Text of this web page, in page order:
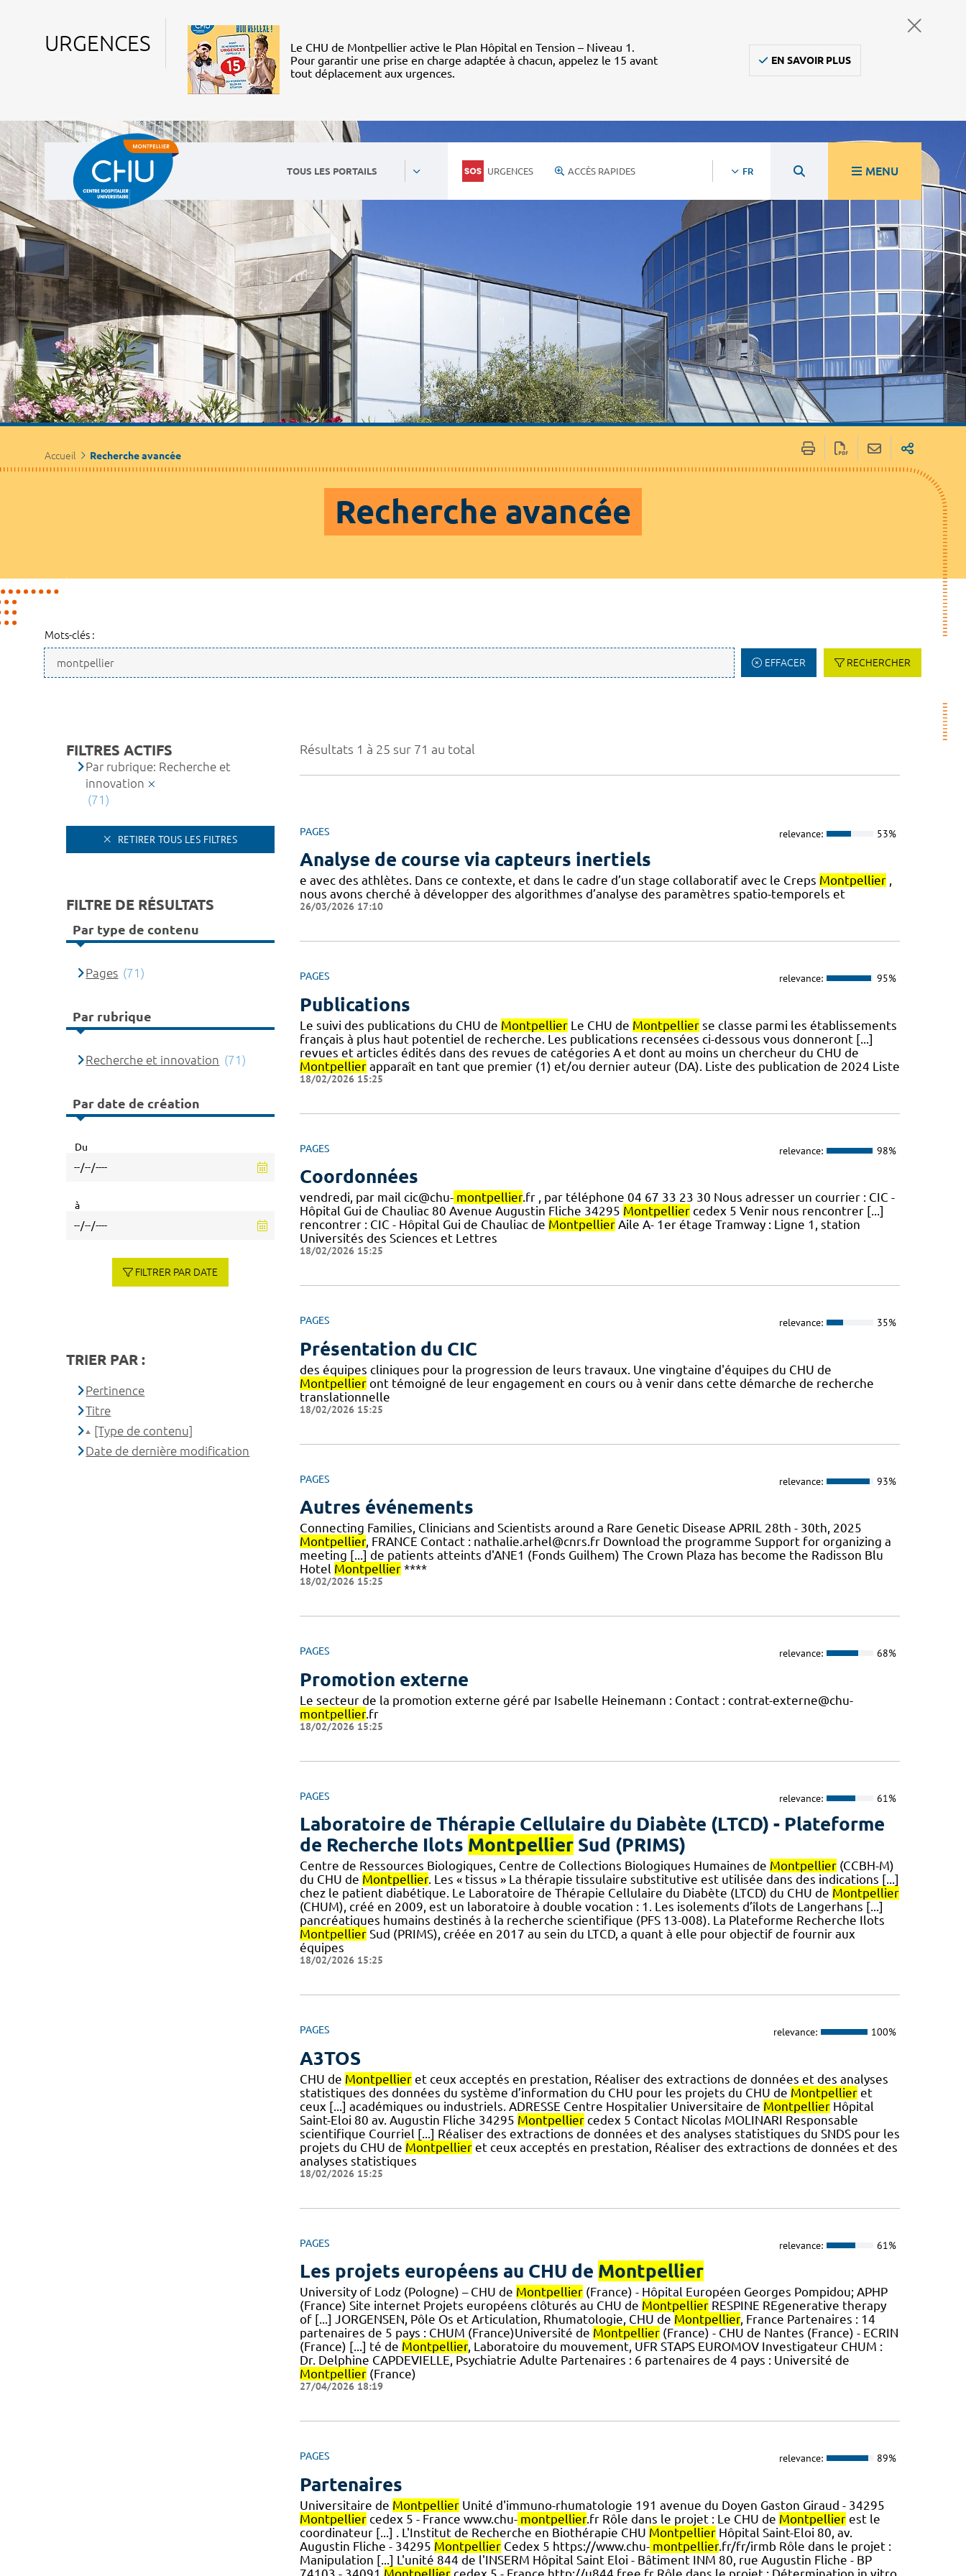
URGENCES
Le CHU de Montpellier active le Plan Hôpital en Tension – Niveau 1.
Pour garantir une prise en charge adaptée à chacun, appelez le 15 avant
tout déplacement aux urgences.
EN SAVOIR PLUS
TOUS LES PORTAILS URGENCES ACCÈS RAPIDES FR MENU
Accueil Recherche avancée
Recherche avancée
Mots-clés :
EFFACER RECHERCHER
Résultats 1 à 25 sur 71 au total
PAGES relevance: 53%
Analyse de course via capteurs inertiels
e avec des athlètes. Dans ce contexte, et dans le cadre d’un stage collaboratif avec le Creps Montpellier,
nous avons cherché à développer des algorithmes d’analyse des paramètres spatio-temporels et
26/03/2026 17:10
PAGES relevance: 95%
Publications
Le suivi des publications du CHU de MontpellierLe CHU de Montpellierse classe parmi les établissements
français à plus haut potentiel de recherche. Les publications recensées ci-dessous vous donneront [...]
revues et articles édités dans des revues de catégories A et dont au moins un chercheur du CHU de
Montpellierapparaît en tant que premier (1) et/ou dernier auteur (DA). Liste des publication de 2024 Liste
18/02/2026 15:25
PAGES relevance: 98%
Coordonnées
vendredi, par mail cic@chu- montpellier.fr , par téléphone 04 67 33 23 30 Nous adresser un courrier : CIC -
Hôpital Gui de Chauliac 80 Avenue Augustin Fliche 34295 Montpelliercedex 5 Venir nous rencontrer [...]
rencontrer : CIC - Hôpital Gui de Chauliac de MontpellierAile A- 1er étage Tramway : Ligne 1, station
Universités des Sciences et Lettres
18/02/2026 15:25
PAGES relevance: 35%
Présentation du CIC
des équipes cliniques pour la progression de leurs travaux. Une vingtaine d'équipes du CHU de
Montpellieront témoigné de leur engagement en cours ou à venir dans cette démarche de recherche
translationnelle
18/02/2026 15:25
PAGES relevance: 93%
Autres événements
Connecting Families, Clinicians and Scientists around a Rare Genetic Disease APRIL 28th - 30th, 2025
Montpellier, FRANCE Contact : nathalie.arhel@cnrs.fr Download the programme Support for organizing a
meeting [...] de patients atteints d'ANE1 (Fonds Guilhem) The Crown Plaza has become the Radisson Blu
Hotel Montpellier****
18/02/2026 15:25
PAGES relevance: 68%
Promotion externe
Le secteur de la promotion externe géré par Isabelle Heinemann : Contact : contrat-externe@chu-
montpellier.fr
18/02/2026 15:25
PAGES relevance: 61%
Laboratoire de Thérapie Cellulaire du Diabète (LTCD) - Plateforme
de Recherche Ilots MontpellierSud (PRIMS)
Centre de Ressources Biologiques, Centre de Collections Biologiques Humaines de Montpellier(CCBH-M)
du CHU de Montpellier. Les « tissus » La thérapie tissulaire substitutive est utilisée dans des indications [...]
chez le patient diabétique. Le Laboratoire de Thérapie Cellulaire du Diabète (LTCD) du CHU de Montpellier
(CHUM), créé en 2009, est un laboratoire à double vocation : 1. Les isolements d’îlots de Langerhans [...]
pancréatiques humains destinés à la recherche scientifique (PFS 13-008). La Plateforme Recherche Ilots
MontpellierSud (PRIMS), créée en 2017 au sein du LTCD, a quant à elle pour objectif de fournir aux
équipes
18/02/2026 15:25
PAGES relevance: 100%
A3TOS
CHU de Montpellieret ceux acceptés en prestation, Réaliser des extractions de données et des analyses
statistiques des données du système d’information du CHU pour les projets du CHU de Montpellieret
ceux [...] académiques ou industriels. ADRESSE Centre Hospitalier Universitaire de MontpellierHôpital
Saint-Eloi 80 av. Augustin Fliche 34295 Montpelliercedex 5 Contact Nicolas MOLINARI Responsable
scientifique Courriel [...] Réaliser des extractions de données et des analyses statistiques du SNDS pour les
projets du CHU de Montpellieret ceux acceptés en prestation, Réaliser des extractions de données et des
analyses statistiques
18/02/2026 15:25
PAGES relevance: 61%
Les projets européens au CHU de Montpellier
University of Lodz (Pologne) – CHU de Montpellier(France) - Hôpital Européen Georges Pompidou; APHP
(France) Site internet Projets européens clôturés au CHU de MontpellierRESPINE REgenerative therapy
of [...] JORGENSEN, Pôle Os et Articulation, Rhumatologie, CHU de Montpellier, France Partenaires : 14
partenaires de 5 pays : CHUM (France)Université de Montpellier(France) - CHU de Nantes (France) - ECRIN
(France) [...] té de Montpellier, Laboratoire du mouvement, UFR STAPS EUROMOV Investigateur CHUM :
Dr. Delphine CAPDEVIELLE, Psychiatrie Adulte Partenaires : 6 partenaires de 4 pays : Université de
Montpellier(France)
27/04/2026 18:19
PAGES relevance: 89%
Partenaires
Universitaire de MontpellierUnité d'immuno-rhumatologie 191 avenue du Doyen Gaston Giraud - 34295
Montpelliercedex 5 - France www.chu- montpellier.fr Rôle dans le projet : Le CHU de Montpellierest le
coordinateur [...] . L'Institut de Recherche en Biothérapie CHU MontpellierHôpital Saint-Eloi 80, av.
Augustin Fliche - 34295 MontpellierCedex 5 https://www.chu- montpellier.fr/fr/irmb Rôle dans le projet :
Manipulation [...] L'unité 844 de l'INSERM Hôpital Saint Eloi - Bâtiment INM 80, rue Augustin Fliche - BP
FILTRES ACTIFS
Par rubrique: Recherche et
innovation
(71)
RETIRER TOUS LES FILTRES
FILTRE DE RÉSULTATS
Par type de contenu
Pages (71)
Par rubrique
Recherche et innovation (71)
Par date de création
Du
à
FILTRER PAR DATE
TRIER PAR :
Pertinence
Titre
[Type de contenu]
Date de dernière modification